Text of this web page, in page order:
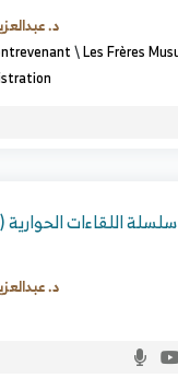
د.
\Les Frères
سلسلة اللقاءات الحوارية (32) الحاكمية
د.